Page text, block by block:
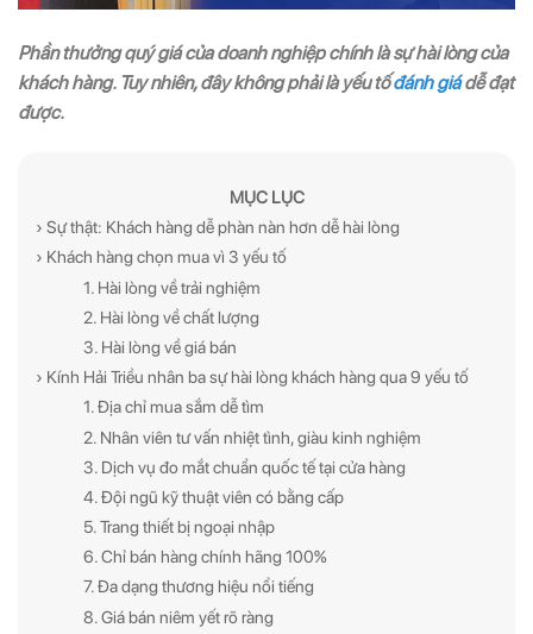
Phần thưởng quý giá của doanh nghiệp chính là sự hài lòng của
khách hàng. Tuy nhiên, đây không phải là yếu tốđánh giádễ đạt
được.
MỤC LỤC
› Sự thật: Khách hàng dễ phàn nàn hơn dễ hài lòng
› Khách hàng chọn mua vì 3 yếu tố
1. Hài lòng về trải nghiệm
2. Hài lòng về chất lượng
3. Hài lòng về giá bán
› Kính Hải Triều nhân ba sự hài lòng khách hàng qua 9 yếu tố
1. Địa chỉ mua sắm dễ tìm
2. Nhân viên tư vấn nhiệt tình, giàu kinh nghiệm
3. Dịch vụ đo mắt chuẩn quốc tế tại cửa hàng
4. Đội ngũ kỹ thuật viên có bằng cấp
5. Trang thiết bị ngoại nhập
6. Chỉ bán hàng chính hãng 100%
7. Đa dạng thương hiệu nổi tiếng
8. Giá bán niêm yết rõ ràng